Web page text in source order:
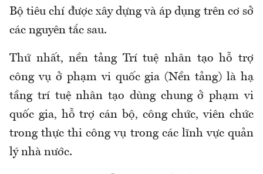
Bộ tiêu chí được xây dựng và áp dụng trên cơ sở
các nguyên tắc sau.
Thứ nhất, nền tảng Trí tuệ nhân tạo hỗ trợ
công vụ ở phạm vi quốc gia (Nền tảng) là hạ
tầng trí tuệ nhân tạo dùng chung ở phạm vi
quốc gia, hỗ trợ cán bộ, công chức, viên chức
trong thực thi công vụ trong các lĩnh vực quản
lý nhà nước.